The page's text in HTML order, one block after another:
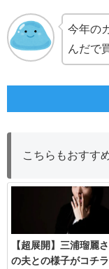
今年の
んだで
こちらもおすす
【超展開】三浦瑠麗
の夫との様子がコチ